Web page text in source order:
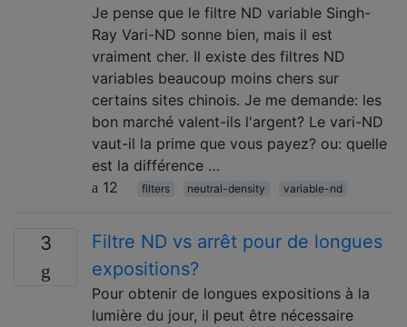
Je pense que le filtre ND variable Singh-
Ray Vari-ND sonne bien, mais il est
vraiment cher. Il existe des filtres ND
variables beaucoup moins chers sur
certains sites chinois. Je me demande: les
bon marché valent-ils l'argent? Le vari-ND
vaut-il la prime que vous payez? ou: quelle
est la différence …
12
filters neutral-density variable-nd
3
Filtre ND vs arrêt pour de longues
expositions?
Pour obtenir de longues expositions à la
lumière du jour, il peut être nécessaire